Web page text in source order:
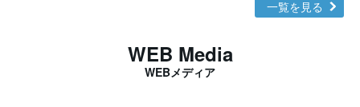
一覧を見る
WEB Media
WEBメディア